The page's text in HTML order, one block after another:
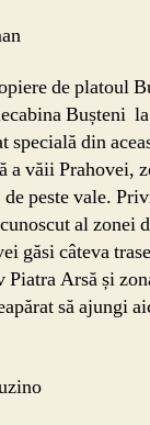
de platoul
Bușteni
specială din
a văii Prahovei,
peste vale.
al zonei
găsi câteva
Arsă și
să ajungi